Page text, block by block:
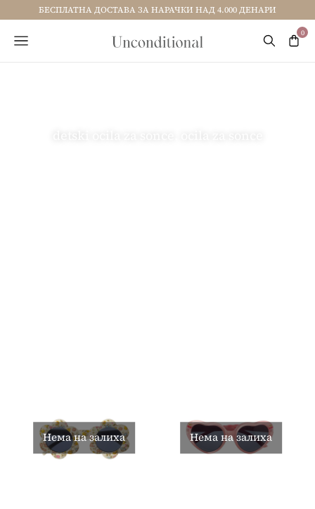
БЕСПЛАТНА ДОСТАВА ЗА НАРАЧКИ НАД 4.000 ДЕНАРИ
Нема на залиха Нема на залиха